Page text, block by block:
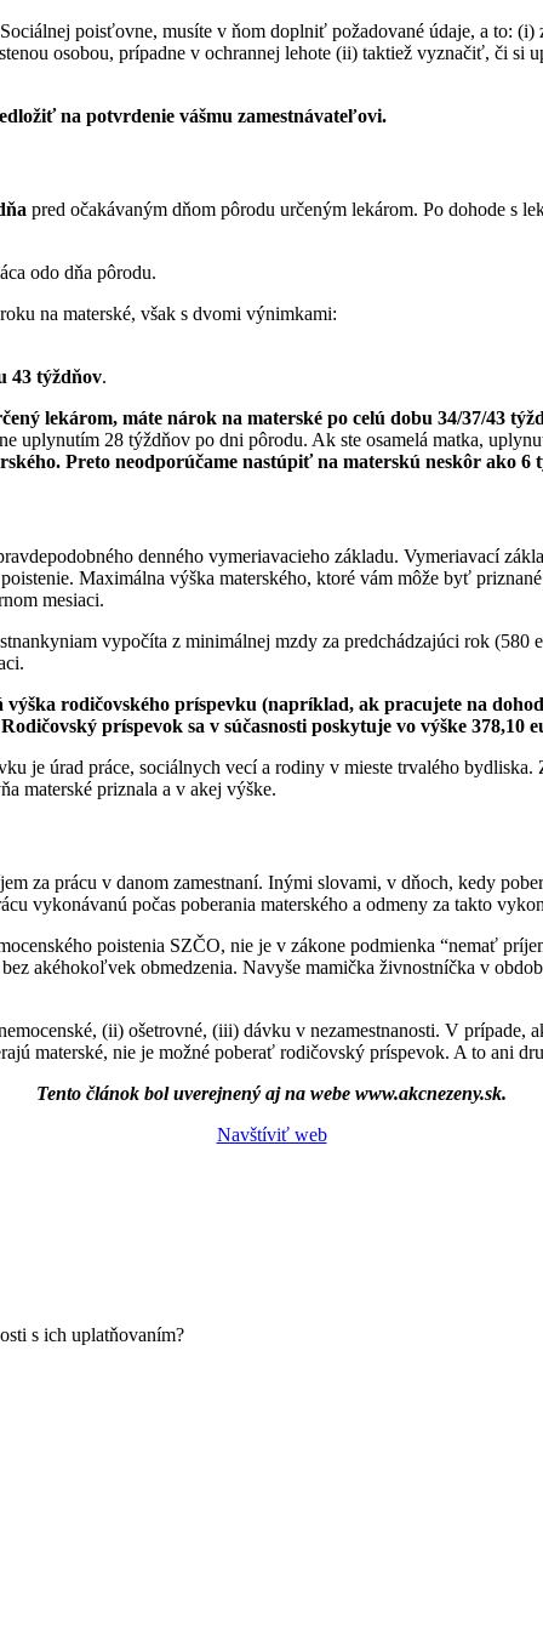
poisťovne, musíte v ňom doplniť požadované údaje, a to:
osobou, prípadne v ochrannej lehote (ii) taktiež vyznačiť, či si
na potvrdenie vášmu zamestnávateľovi.
pred očakávaným dňom pôrodu určeným lekárom. Po dohode s
odo dňa pôrodu.
na materské, však s dvomi výnimkami:
43 týždňov.
lekárom, máte nárok na materské po celú dobu 34/37/43
uplynutím 28 týždňov po dni pôrodu. Ak ste osamelá matka,
Preto neodporúčame nastúpiť na materskú neskôr ako
denného vymeriavacieho základu. Vymeriavací
Maximálna výška materského, ktoré vám môže byť
mesiaci.
vypočíta z minimálnej mzdy za predchádzajúci rok (580
rodičovského príspevku (napríklad, ak pracujete na
príspevok sa v súčasnosti poskytuje vo výške 378,10
je úrad práce, sociálnych vecí a rodiny v mieste trvalého
materské priznala a v akej výške.
za prácu v danom zamestnaní. Inými slovami, v dňoch, kedy
vykonávanú počas poberania materského a odmeny za takto
poistenia SZČO, nie je v zákone podmienka “nemať
akéhokoľvek obmedzenia. Navyše mamička živnostníčka v
(ii) ošetrovné, (iii) dávku v nezamestnanosti. V prípade,
materské, nie je možné poberať rodičovský príspevok. A to ani
Tento článok bol uverejnený aj na webe www.akcnezeny.sk.
Navštíviť web
s ich uplatňovaním?